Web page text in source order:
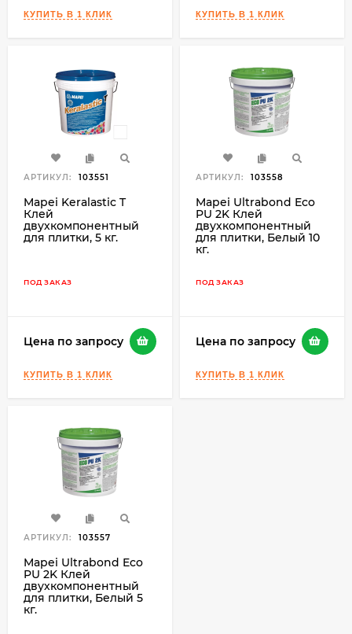
АРТИКУЛ: 103551
Mapei Keralastic T
Клей
двухкомпонентный
для плитки, 5 кг.
ПОД ЗАКАЗ
Цена по запросу
АРТИКУЛ: 103558
Mapei Ultrabond Eco
PU 2K Клей
двухкомпонентный
для плитки, Белый 10
кг.
ПОД ЗАКАЗ
Цена по запросу
АРТИКУЛ: 103557
Mapei Ultrabond Eco
PU 2K Клей
двухкомпонентный
для плитки, Белый 5
кг.